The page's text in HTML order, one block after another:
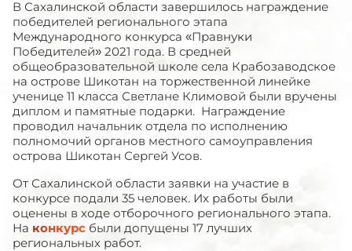
В Сахалинской области завершилось награждение
победителей регионального этапа
Международного конкурса «Правнуки
Победителей» 2021 года. В средней
общеобразовательной школе села Крабозаводское
на острове Шикотан на торжественной линейке
ученице 11 класса Светлане Климовой были вручены
диплом и памятные подарки. Награждение
проводил начальник отдела по исполнению
полномочий органов местного самоуправления
острова Шикотан Сергей Усов.
От Сахалинской области заявки на участие в
конкурсе подали 35 человек. Их работы были
оценены в ходе отборочного регионального этапа.
На конкурс были допущены 17 лучших
региональных работ.